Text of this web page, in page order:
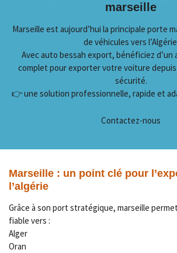
marseille
Marseille est aujourd’hui la principale porte
de véhicules vers
Avec auto bessah export, bénéficiez d’un
complet pour exporter votre voiture
sécurité.
👉 une solution professionnelle, rapide et
Contactez-nous
Marseille : un point clé pour
l’algérie
Grâce à son port stratégique, marseille
fiable vers :
Alger
Oran